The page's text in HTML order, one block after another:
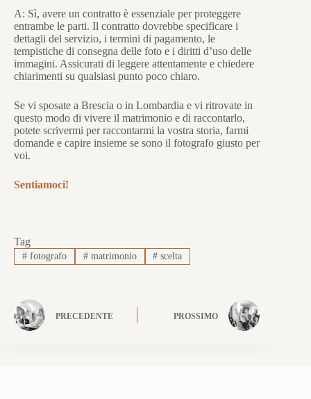
A: Sì, avere un contratto è essenziale per proteggere
entrambe le parti. Il contratto dovrebbe specificare i
dettagli del servizio, i termini di pagamento, le
tempistiche di consegna delle foto e i diritti d’uso delle
immagini. Assicurati di leggere attentamente e chiedere
chiarimenti su qualsiasi punto poco chiaro.
Se vi sposate a Brescia o in Lombardia e vi ritrovate in
questo modo di vivere il matrimonio e di raccontarlo,
potete scrivermi per raccontarmi la vostra storia, farmi
domande e capire insieme se sono il fotografo giusto per
voi.
Sentiamoci!
Tag
#fotografo #matrimonio # scelta
PRECEDENTE PROSSIMO